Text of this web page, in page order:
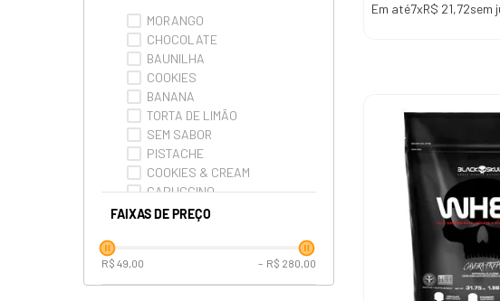
MORANGO
CHOCOLATE
BAUNILHA
COOKIES
BANANA
TORTA DE LIMÃO
SEM SABOR
PISTACHE
COOKIES & CREAM
CAPUCCINO
Ver mais 4
FAIXAS DE PREÇO
R$ 49,00 – R$ 280,00
Em até7xR$ 21,72sem